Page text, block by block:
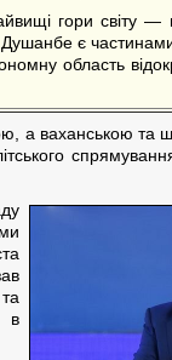
гори світу —
є
область
а ваханською та
в